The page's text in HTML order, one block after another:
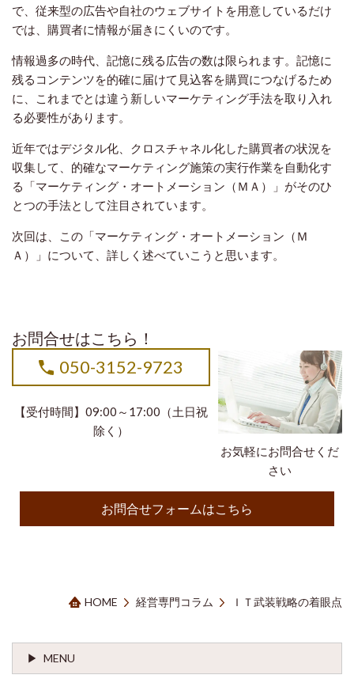
で、従来型の広告や自社のウェブサイトを用意しているだけ
では、購買者に情報が届きにくいのです。
情報過多の時代、記憶に残る広告の数は限られます。記憶に
残るコンテンツを的確に届けて見込客を購買につなげるため
に、これまでとは違う新しいマーケティング手法を取り入れ
る必要性があります。
近年ではデジタル化、クロスチャネル化した購買者の状況を
収集して、的確なマーケティング施策の実行作業を自動化す
る「マーケティング・オートメーション（ＭＡ）」がそのひ
とつの手法として注目されています。
次回は、この「マーケティング・オートメーション（Ｍ
Ａ）」について、詳しく述べていこうと思います。
お問合せはこちら！
お気軽にお問合せくだ
さい
050-3152-9723
【受付時間】09:00～17:00（土日祝
除く）
お問合せフォームはこちら
HOME 経営専門コラム ＩＴ武装戦略の着眼点
MENU